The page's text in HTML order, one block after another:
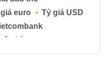
euro
Tỷ giá USD
hàng
tiền gửi